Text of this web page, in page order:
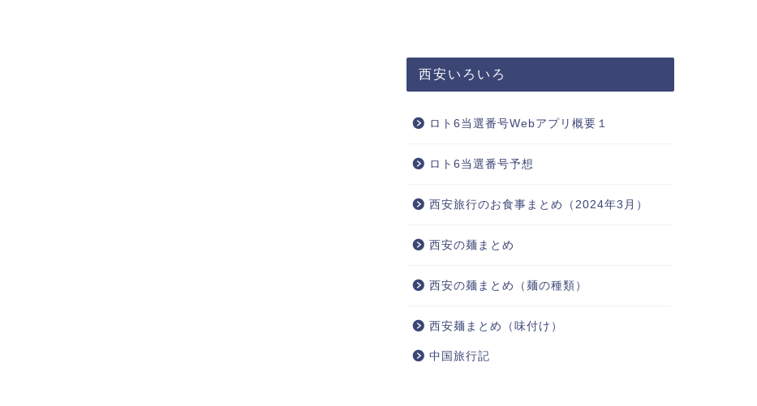
西安いろいろ
ロト6当選番号Webアプリ概要１
ロト6当選番号予想
西安旅行のお食事まとめ（2024年3月）
西安の麺まとめ
西安の麺まとめ（麺の種類）
西安麺まとめ（味付け）
中国旅行記